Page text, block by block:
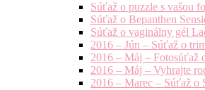
Súťaž o puzzle s vašou
Súťaž o Bepanthen
Súťaž o vaginálny gél
2016 – Jún – Súťaž o
2016 – Máj – Fotosúťaž
2016 – Máj – Vyhrajte
2016 – Marec – Súťaž